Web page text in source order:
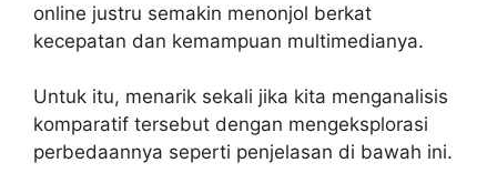
online justru semakin menonjol berkat
kecepatan dan kemampuan multimedianya.
Untuk itu, menarik sekali jika kita menganalisis
komparatif tersebut dengan mengeksplorasi
perbedaannya seperti penjelasan di bawah ini.